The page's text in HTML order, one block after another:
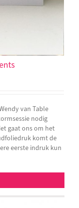
van Table
nodig
gaat ons om het
komt de
eerste indruk kun